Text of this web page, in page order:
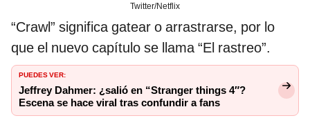
Twitter/Netflix
“Crawl” significa gatear o arrastrarse, por lo
que el nuevo capítulo se llama “El rastreo”.
PUEDES VER:
Jeffrey Dahmer: ¿salió en “Stranger things 4″?
Escena se hace viral tras confundir a fans